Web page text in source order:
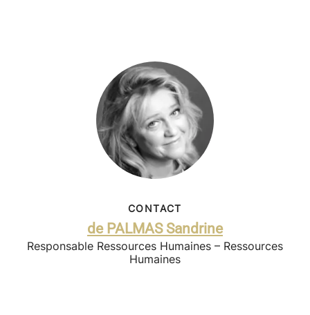
CONTACT
de PALMAS Sandrine
Responsable Ressources Humaines – Ressources
Humaines